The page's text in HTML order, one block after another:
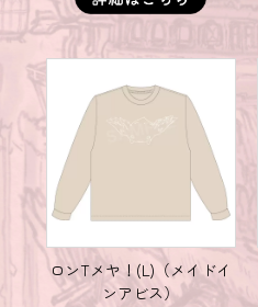
ロンTメヤ！(L)（メイドイ
ンアビス）